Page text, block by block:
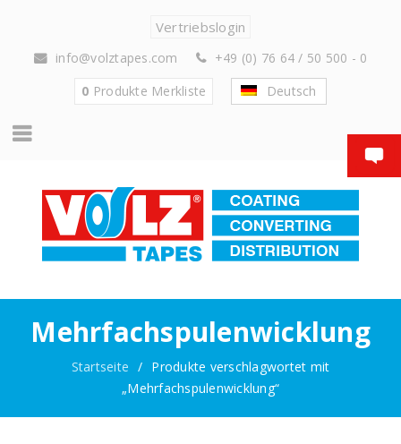
Vertriebslogin
info@volztapes.com
+49 (0) 76 64 / 50 500 - 0
0 Produkte Merkliste Deutsch
Mehrfachspulenwicklung
Startseite / Produkte verschlagwortet mit
„Mehrfachspulenwicklung“